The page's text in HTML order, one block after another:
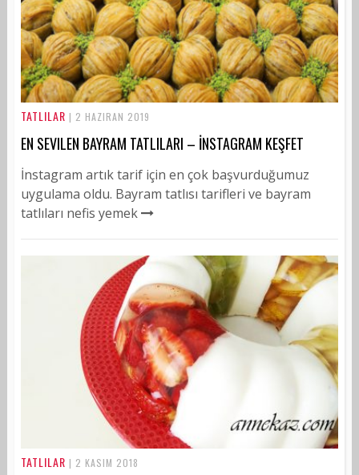
TATLILAR | 2 HAZIRAN 2019
EN SEVILEN BAYRAM TATLILARI – İNSTAGRAM KEŞFET
İnstagram artık tarif için en çok başvurduğumuz
uygulama oldu. Bayram tatlısı tarifleri ve bayram
tatlıları nefis yemek
TATLILAR | 2 KASIM 2018